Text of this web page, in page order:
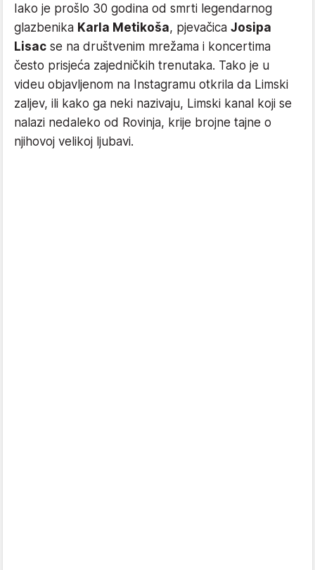
Iako je prošlo 30 godina od smrti legendarnog
glazbenika Karla Metikoša, pjevačica Josipa
Lisac se na društvenim mrežama i koncertima
često prisjeća zajedničkih trenutaka. Tako je u
videu objavljenom na Instagramu otkrila da Limski
zaljev, ili kako ga neki nazivaju, Limski kanal koji se
nalazi nedaleko od Rovinja, krije brojne tajne o
njihovoj velikoj ljubavi.